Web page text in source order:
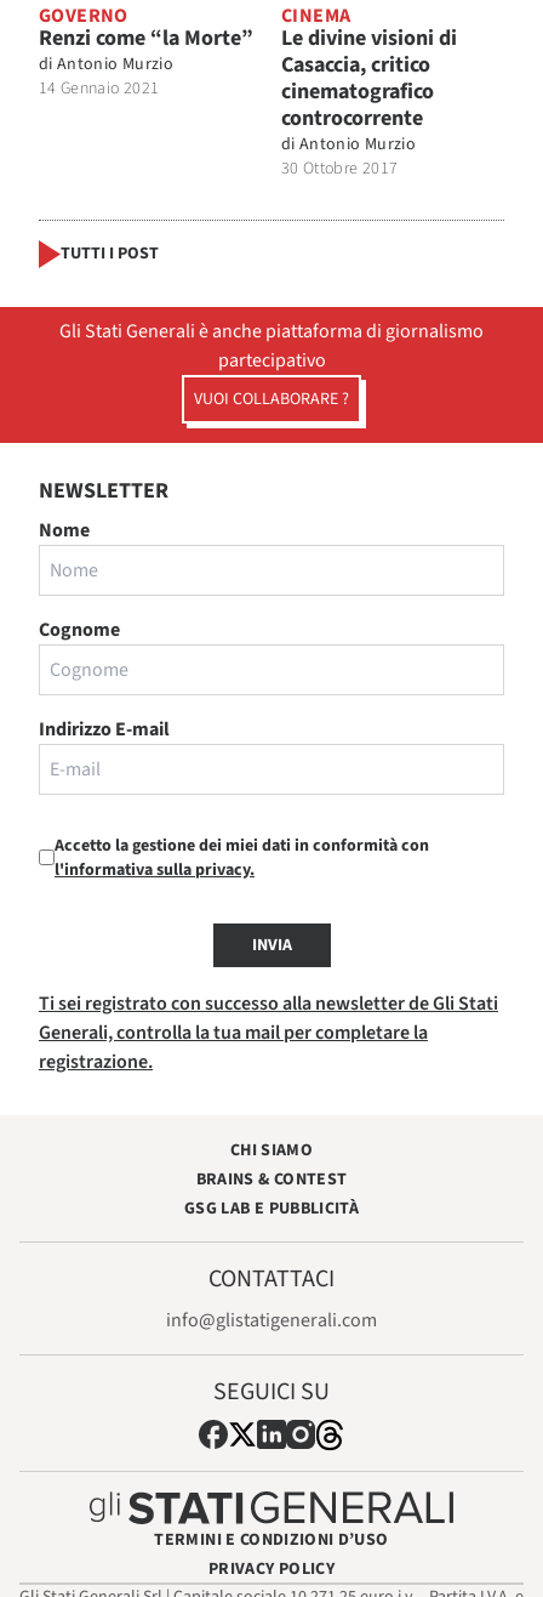
GOVERNO
Renzi come “la Morte”
di Antonio Murzio
14 Gennaio 2021
CINEMA
Le divine visioni di
Casaccia, critico
cinematografico
controcorrente
di Antonio Murzio
30 Ottobre 2017
TUTTI I POST
Gli Stati Generali è anche piattaforma di giornalismo
partecipativo
VUOI COLLABORARE ?
NEWSLETTER
Nome
Cognome
Indirizzo E-mail
Accetto la gestione dei miei dati in conformità con
l'informativa sulla privacy.
INVIA
Ti sei registrato con successo alla newsletter de Gli Stati
Generali, controlla la tua mail per completare la
registrazione.
CHI SIAMO
BRAINS & CONTEST
GSG LAB E PUBBLICITÀ
CONTATTACI
info@glistatigenerali.com
SEGUICI SU
TERMINI E CONDIZIONI D’USO
PRIVACY POLICY